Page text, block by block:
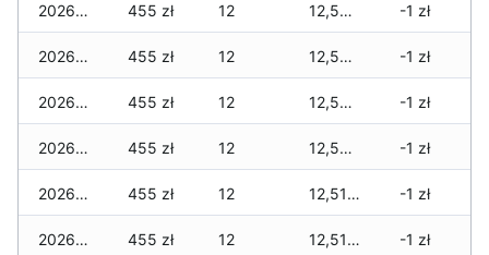
2026-01-25 455 zł 12 12,575 zł -1 zł
2026-01-24 455 zł 12 12,575 zł -1 zł
2026-01-23 455 zł 12 12,565 zł -1 zł
2026-01-22 455 zł 12 12,565 zł -1 zł
2026-01-21 455 zł 12 12,515 zł -1 zł
2026-01-20 455 zł 12 12,515 zł -1 zł